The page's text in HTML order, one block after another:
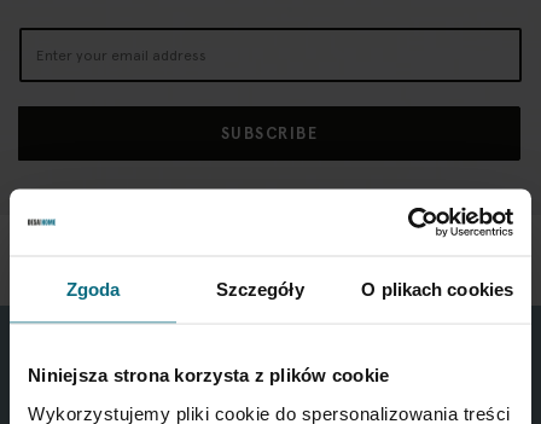
Zgoda Szczegóły O plikach cookies
Niniejsza strona korzysta z plików cookie
Wykorzystujemy pliki cookie do spersonalizowania treści
Up
SUBSCRIBE